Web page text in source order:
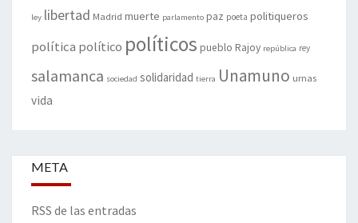
ley libertad Madrid muerte parlamento paz poeta politiqueros
política político políticos pueblo Rajoy república rey
salamanca sociedad solidaridad tierra Unamuno urnas
vida
META
RSS de las entradas